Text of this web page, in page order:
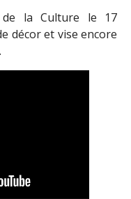
la Culture le 17
décor et vise encore